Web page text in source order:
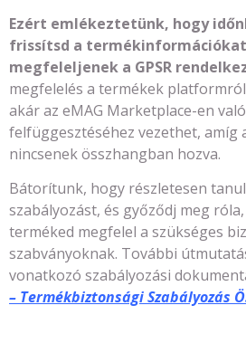
Ezért emlékeztetünk, hogy
frissítsd a
megfeleljenek a GPSR
megfelelés a termékek
akár az eMAG Marketplace-en
felfüggesztéséhez vezethet, amíg
nincsenek összhangban hozva.
Bátorítunk, hogy részletesen
szabályozást, és győződj meg
terméked megfelel a szükséges
szabványoknak. További
vonatkozó szabályozási
– Termékbiztonsági Szabályozás